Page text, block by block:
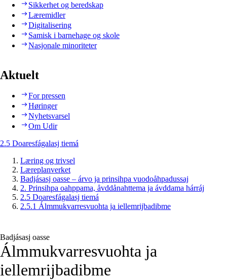
Sikkerhet og beredskap
Læremidler
Digitalisering
Samisk i barnehage og skole
Nasjonale minoriteter
Aktuelt
For pressen
Høringer
Nyhetsvarsel
Om Udir
2.5 Doaresfágalasj tiemá
Læring og trivsel
Læreplanverket
Badjásasj oasse – árvo ja prinsihpa vuodoåhpadussaj
2. Prinsihpa oahppama, åvddånahttema ja ávddama hárráj
2.5 Doaresfágalasj tiemá
2.5.1 Álmmukvarresvuohta ja iellemrijbadibme
Badjásasj oasse
Álmmukvarresvuohta ja
iellemrijbadibme